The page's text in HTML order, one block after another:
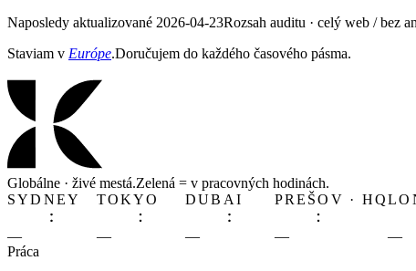
Naposledy aktualizované 2026-04-23Rozsah auditu · celý web / bez
Staviam v Európe.Doručujem do každého časového pásma.
Globálne · živé mestá.Zelená = v pracovných hodinách.
SYDNEY
—
TOKYO
—
DUBAI
—
PREŠOV · HQ
— —
Práca